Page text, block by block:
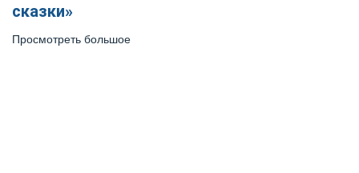
сказки»
Просмотреть большое